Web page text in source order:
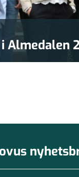
Almedalen